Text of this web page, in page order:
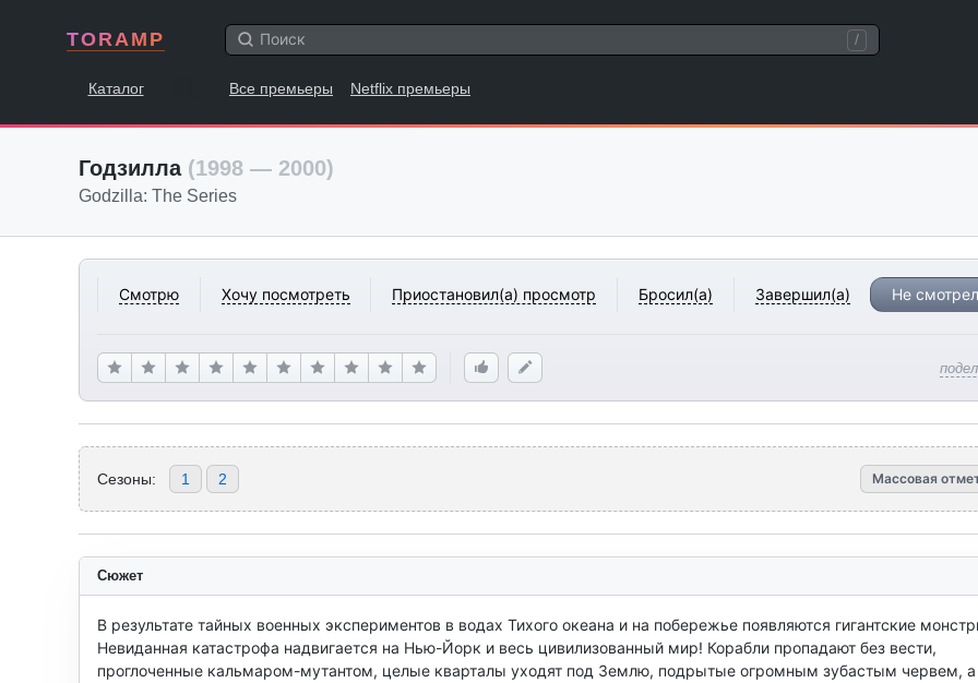
TORAMP /
Каталог Все премьеры Netflix премьеры
Годзилла (1998 — 2000)
Godzilla: The Series
Смотрю Хочу посмотреть Приостановил(а) просмотр Бросил(а) Завершил(а) Не
Сезоны: 1 2 Массовая
Сюжет
В результате тайных военных экспериментов в водах Тихого океана и на побережье появляются гигантские
Невиданная катастрофа надвигается на Нью-Йорк и весь цивилизованный мир! Корабли пропадают без вести,
проглоченные кальмаром-мутантом, целые кварталы уходят под Землю, подрытые огромным зубастым червем, а